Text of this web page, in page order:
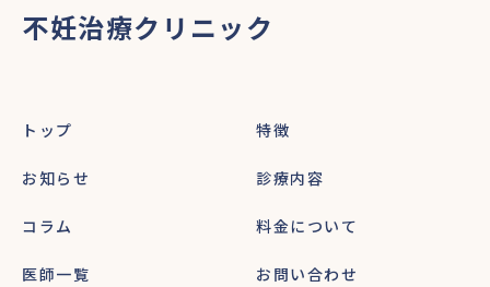
不妊治療クリニック
トップ 特徴
お知らせ 診療内容
コラム 料金について
医師一覧 お問い合わせ